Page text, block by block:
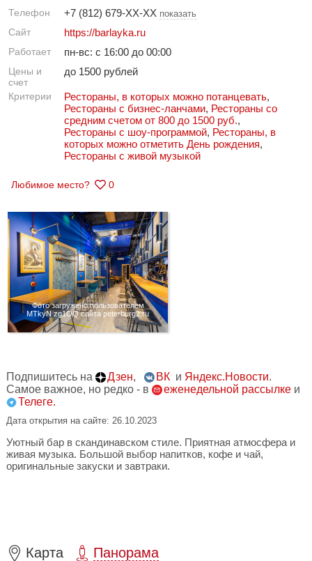
Телефон +7 (812) 679-XX-XX показать
Сайт https://barlayka.ru
Работает пн-вс: с 16:00 до 00:00
Цены и
счет
до 1500 рублей
Критерии Рестораны, в которых можно потанцевать,
Рестораны с бизнес-ланчами, Рестораны со
средним счетом от 800 до 1500 руб.,
Рестораны с шоу-программой, Рестораны, в
которых можно отметить День рождения,
Рестораны с живой музыкой
Любимое место? 0
Фото загружено пользователем
MTkyN zg1OQ сайта peterburg2.ru
Подпишитесь на Дзен, ВК и Яндекс.Новости.
Самое важное, но редко - в
еженедельной рассылке и
Телеге.
Дата открытия на сайте: 26.10.2023
Уютный бар в скандинавском стиле. Приятная атмосфера и
живая музыка. Большой выбор напитков, кофе и чай,
оригинальные закуски и завтраки.
Карта Панорама